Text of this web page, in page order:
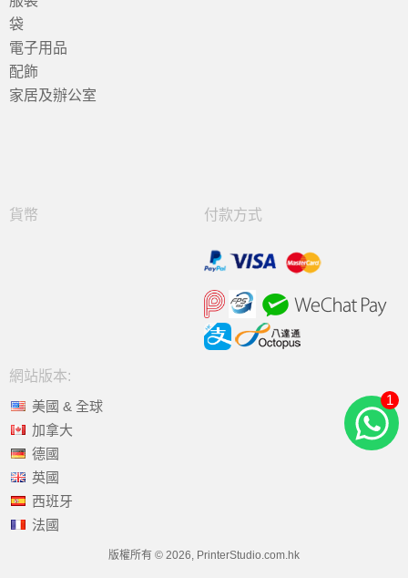
袋
電子用品
配飾
家居及辦公室
貨幣 付款方式
網站版本:
美國 & 全球
加拿大
德國
英國
西班牙
法國
版權所有 © 2026, PrinterStudio.com.hk
1